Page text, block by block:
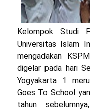
Kelompok Studi
Universitas Islam
mengadakan
digelar pada hari
Yogyakarta 1
Goes To School
tahun